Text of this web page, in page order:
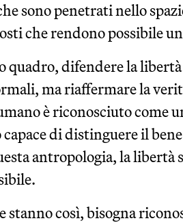
sono penetrati nello
che rendono possibile
quadro, difendere la
ma riaffermare la
è riconosciuto come
capace di distinguere il
antropologia, la libertà
stanno così, bisogna